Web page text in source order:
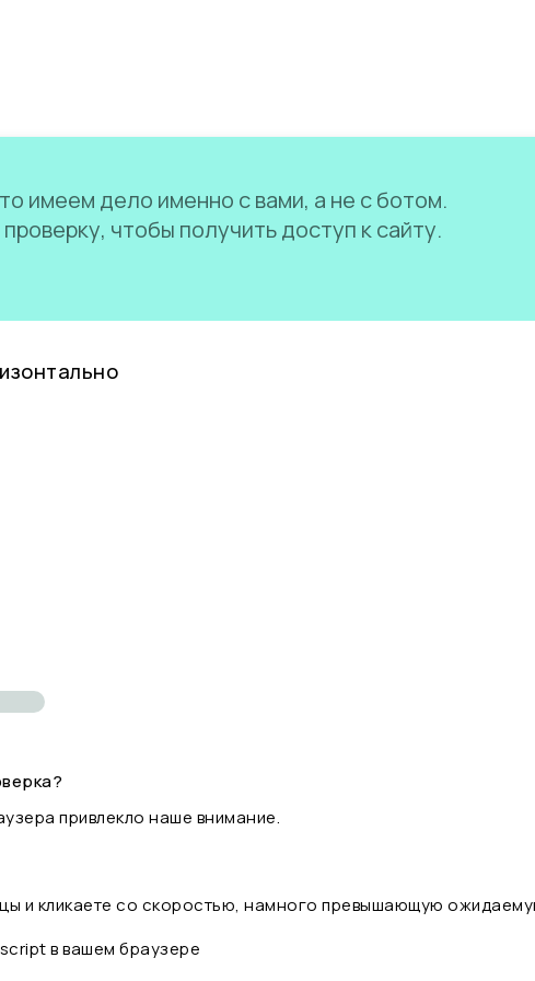
имеем дело именно с вами, а не с ботом.
чтобы получить доступ к сайту.
привлекло наше внимание.
и кликаете со скоростью, намного превышающую
в вашем браузере